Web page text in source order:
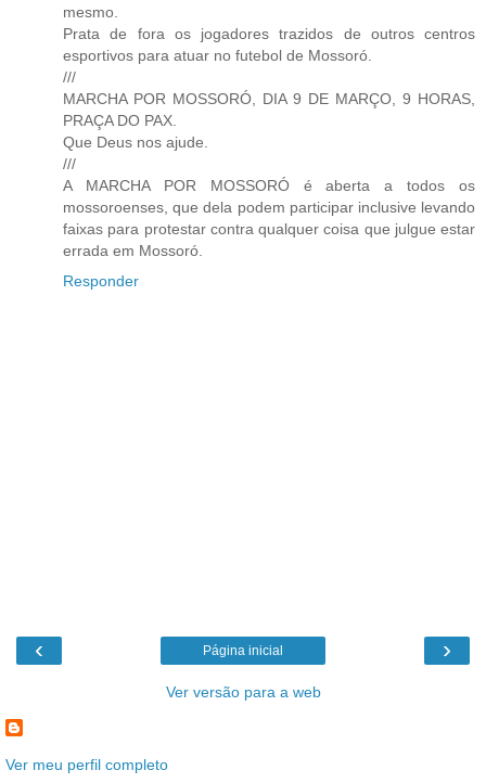
mesmo.
Prata de fora os jogadores trazidos de outros centros
esportivos para atuar no futebol de Mossoró.
///
MARCHA POR MOSSORÓ, DIA 9 DE MARÇO, 9 HORAS,
PRAÇA DO PAX.
Que Deus nos ajude.
///
A MARCHA POR MOSSORÓ é aberta a todos os
mossoroenses, que dela podem participar inclusive levando
faixas para protestar contra qualquer coisa que julgue estar
errada em Mossoró.
Responder
‹ ›
Página inicial
Ver versão para a web
Ver meu perfil completo